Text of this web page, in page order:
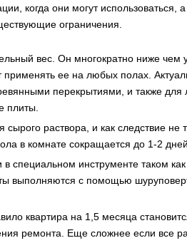
когда они могут использоваться, а
ограничения.
вес. Он многократно ниже чем
применять ее на любых полах.
перекрытиями, и также для
плиты.
раствора, и как следствие не
в комнате сокращается до 1-2 дней.
специальном инструменте таком как
выполняются с помощью
квартира на 1,5 месяца
ремонта. Еще сложнее если все